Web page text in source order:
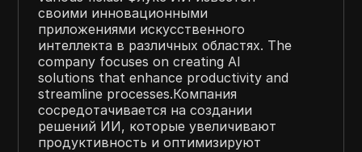
своими инновационными
приложениями искусственного
интеллекта в различных областях. The
company focuses on creating AI
solutions that enhance productivity and
streamline processes.Компания
сосредотачивается на создании
решений ИИ, которые увеличивают
продуктивность и оптимизируют